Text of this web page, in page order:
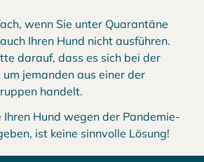
wenn Sie unter Quarantäne
Ihren Hund nicht ausführen.
darauf, dass es sich bei der
jemanden aus einer der
handelt.
Ihren Hund wegen der Pandemie-
ist keine sinnvolle Lösung!